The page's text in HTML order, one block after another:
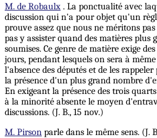
M. de Robaulx . La ponctualité avec
discussion qui n'a pour objet qu'un
prouve assez que nous ne méritons
pas y assister quand des matières plus
soumises. Ce genre de matière exige
jours, pendant lesquels on sera à
l'absence des députés et de les
la présence d'un plus grand nombre
En exigeant la présence des trois
à la minorité absente le moyen
discussions. (J. B., 15 nov.)
M. Pirson parle dans le même sens. (J.